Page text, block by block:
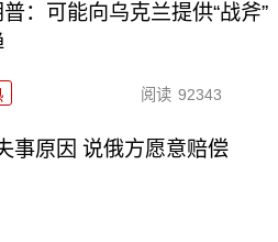
：可能向乌克兰提供“战斧”
阅读 92343
事原因 说俄方愿意赔偿